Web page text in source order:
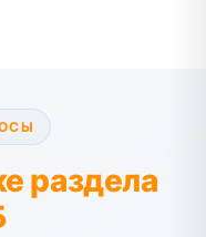
раздела